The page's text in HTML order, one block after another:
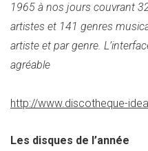
1965 à nos jours couvrant
artistes et 141 genres
artiste et par genre.
agréable
http://www.discotheque-
Les disques de l’année